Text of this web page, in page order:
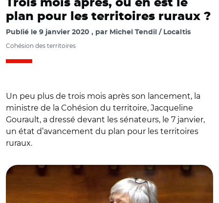
Trois mois après, où en est le
plan pour les territoires ruraux ?
Publié le 9 janvier 2020 par Michel Tendil / Localtis
Cohésion des territoires
Un peu plus de trois mois après son lancement, la
ministre de la Cohésion du territoire, Jacqueline
Gourault, a dressé devant les sénateurs, le 7 janvier,
un état d’avancement du plan pour les territoires
ruraux.